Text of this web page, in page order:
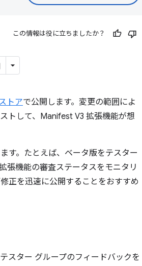
この情報は役に立ちましたか？
トアで公開します。変更の範囲によ
トして、Manifest V3 拡張機能が想
す。たとえば、ベータ版をテスター
張機能の審査ステータスをモニタリ
正を迅速に公開することをおすすめ
スター グループのフィードバックを